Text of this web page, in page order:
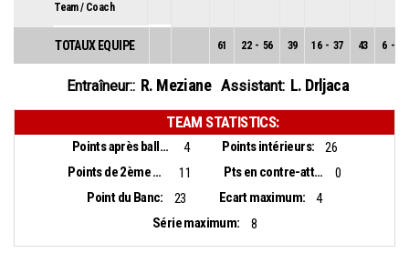
Team / Coach
TOTAUX EQUIPE 61 22 - 56 39 16 - 37 43 6 -
Entraîneur:: R. Meziane Assistant: L. Drljaca
TEAM STATISTICS:
Points après balles perdues: 4 Points intérieurs:
26
Points de 2ème chance:
11 Pts en contre-attaque:
0
Point du Banc:
23 Ecart maximum:
4
Série maximum:
8